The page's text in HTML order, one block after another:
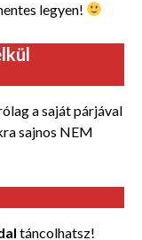
legyen!
a saját párjával
sajnos NEM
táncolhatsz!